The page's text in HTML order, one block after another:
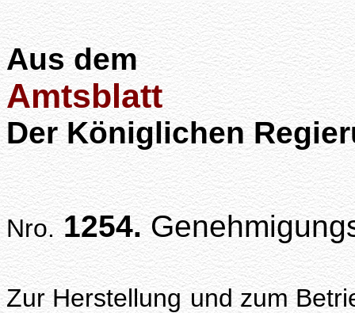
Aus dem
Amtsblatt
Der Königlichen
Nro.1254.
Zur Herstellung und zum